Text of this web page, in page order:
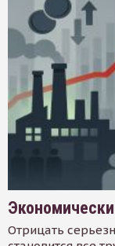
Отрицать